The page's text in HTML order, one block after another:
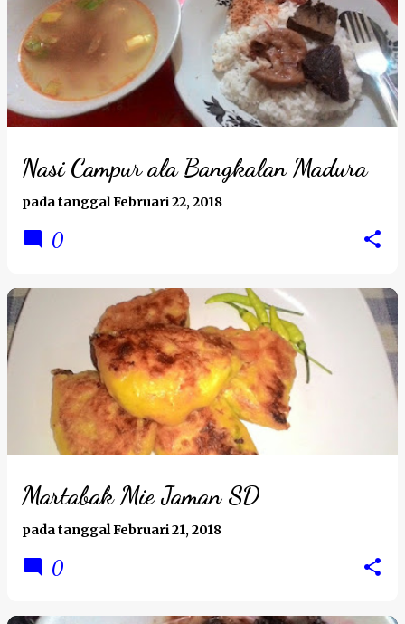
Nasi Campur ala Bangkalan Madura
pada tanggalFebruari 22, 2018
0
Martabak Mie Jaman SD
pada tanggalFebruari 21, 2018
0